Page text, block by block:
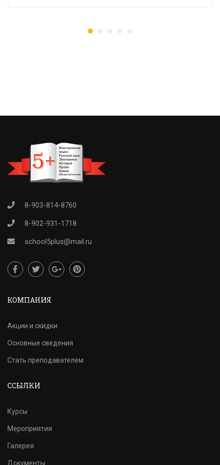
8-903-814-8760
8-902-931-1718
school5plus@mail.ru
КОМПАНИЯ
Акции и скидки
Основные сведения
Стать преподавателем
ССЫЛКИ
Курсы
Мероприятия
Галерея
Документы